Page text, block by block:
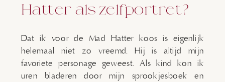
Hatter als zelfportret?
Dat ik voor de Mad Hatter koos is eigenlijk
helemaal niet zo vreemd. Hij is altijd mijn
favoriete personage geweest. Als kind kon ik
uren bladeren door mijn sprookjesboek en